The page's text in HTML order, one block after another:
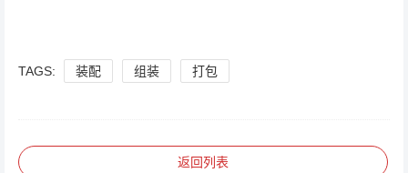
TAGS: 装配 组装 打包
返回列表